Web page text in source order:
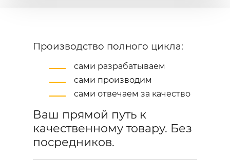
Производство полного цикла:
сами разрабатываем
сами производим
сами отвечаем за качество
Ваш прямой путь к
качественному товару. Без
посредников.